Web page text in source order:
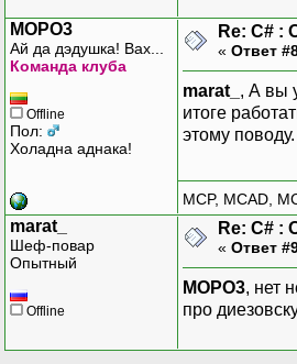
MOPO3
Ай да дэдушка! Вах...
Команда клуба
Offline
Пол:
Холадна аднака!
Re: C# :
« Ответ
marat_ , А вы
итоге
этому поводу.
MCP, MCAD,
marat_
Шеф-повар
Опытный
Offline
Re: C# :
« Ответ
MOPO3, нет
про